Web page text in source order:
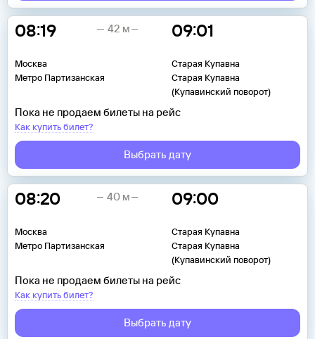
08:19
Москва
Метро Партизанская
09:01
Старая Купавна
Старая Купавна
(Купавинский поворот)
42 м
Пока не продаем билеты на рейс
Как купить билет?
Выбрать дату
08:20
Москва
Метро Партизанская
09:00
Старая Купавна
Старая Купавна
(Купавинский поворот)
40 м
Пока не продаем билеты на рейс
Как купить билет?
Выбрать дату